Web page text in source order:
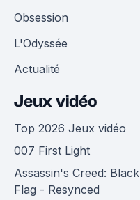
Obsession
L'Odyssée
Actualité
Jeux vidéo
Top 2026 Jeux vidéo
007 First Light
Assassin's Creed: Black
Flag - Resynced